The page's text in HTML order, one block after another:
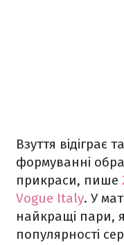
Взуття відіграє
формуванні
прикраси, пише
Vogue Italy. У
найкращі пари,
популярності